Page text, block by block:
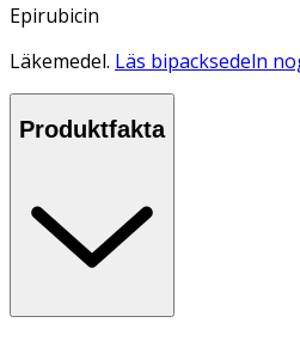
Epirubicin
Läkemedel. Läs bipacksedeln
Produktfakta